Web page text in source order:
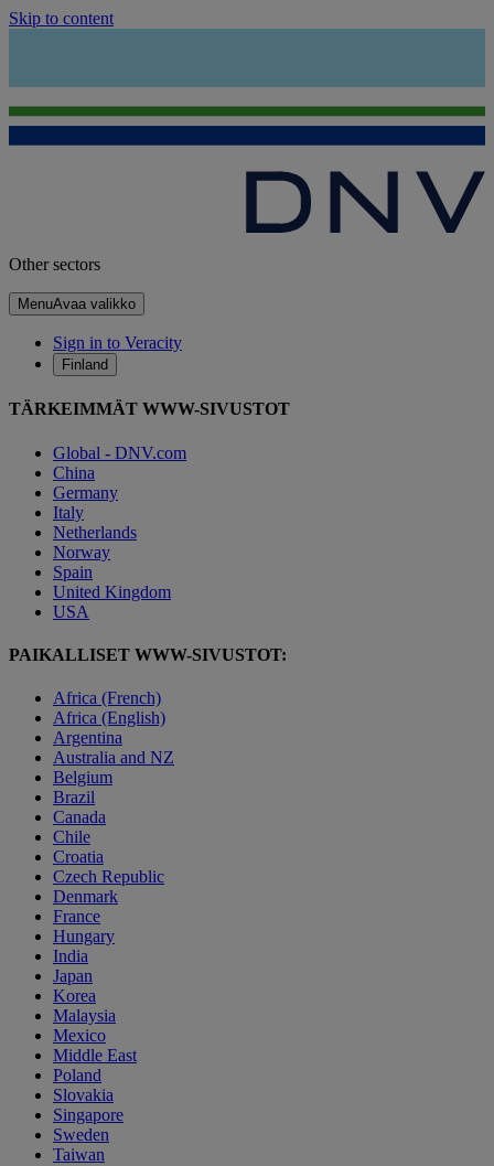
Skip to content
Other sectors
MenuAvaa valikko
Sign in to Veracity
Finland
TÄRKEIMMÄT WWW-SIVUSTOT
Global - DNV.com
China
Germany
Italy
Netherlands
Norway
Spain
United Kingdom
USA
PAIKALLISET WWW-SIVUSTOT:
Africa (French)
Africa (English)
Argentina
Australia and NZ
Belgium
Brazil
Canada
Chile
Croatia
Czech Republic
Denmark
France
Hungary
India
Japan
Korea
Malaysia
Mexico
Middle East
Poland
Slovakia
Singapore
Sweden
Taiwan